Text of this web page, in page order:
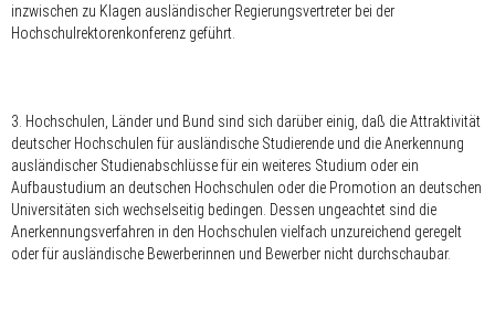
inzwischen zu Klagen ausländischer Regierungsvertreter bei der
Hochschulrektorenkonferenz geführt.
3. Hochschulen, Länder und Bund sind sich darüber einig, daß die Attraktivität
deutscher Hochschulen für ausländische Studierende und die Anerkennung
ausländischer Studienabschlüsse für ein weiteres Studium oder ein
Aufbaustudium an deutschen Hochschulen oder die Promotion an deutschen
Universitäten sich wechselseitig bedingen. Dessen ungeachtet sind die
Anerkennungsverfahren in den Hochschulen vielfach unzureichend geregelt
oder für ausländische Bewerberinnen und Bewerber nicht durchschaubar.